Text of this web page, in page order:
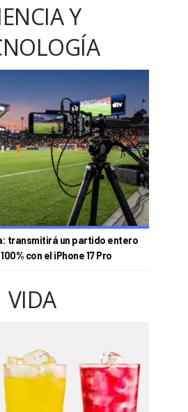
Y
transmitirá un partido entero
con el iPhone 17 Pro
VIDA